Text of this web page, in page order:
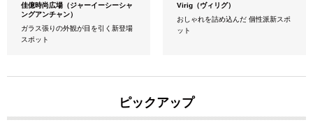
佳億時尚広場（ジャーイーシーシャ
ングアンチャン）
ガラス張りの外観が目を引く新登場
スポット
Virig（ヴィリグ）
おしゃれを詰め込んだ 個性派新スポ
ット
ピックアップ